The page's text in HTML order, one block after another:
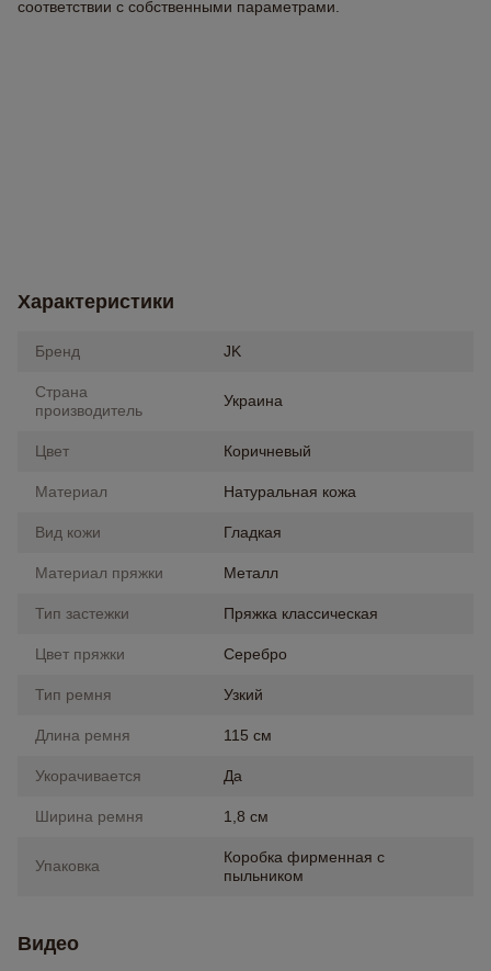
соответствии с собственными параметрами.
Характеристики
Бренд JK
Страна
производитель
Украина
Цвет Коричневый
Материал Натуральная кожа
Вид кожи Гладкая
Материал пряжки Металл
Тип застежки Пряжка классическая
Цвет пряжки Серебро
Тип ремня Узкий
Длина ремня 115 см
Укорачивается Да
Ширина ремня 1,8 см
Упаковка
Коробка фирменная с
пыльником
Видео